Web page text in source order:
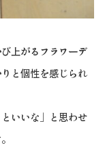
上がるフラワーデ
と個性を感じられ
いいな」と思わせ